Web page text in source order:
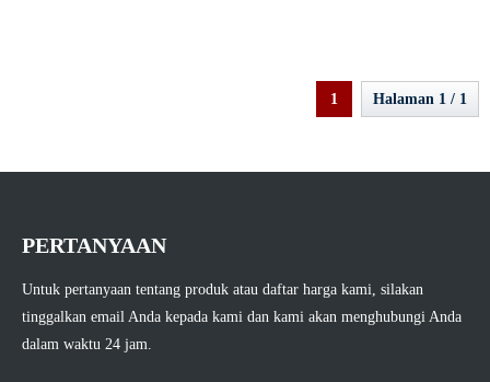
1 Halaman 1 / 1
PERTANYAAN
Untuk pertanyaan tentang produk atau daftar harga kami, silakan
tinggalkan email Anda kepada kami dan kami akan menghubungi Anda
dalam waktu 24 jam.